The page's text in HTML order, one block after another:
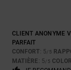
CLIENT ANONYME
PARFAIT
CONFORT: 5/5
MATIÈRE : 5/5